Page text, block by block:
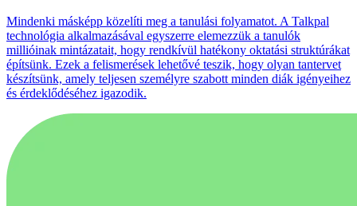
Mindenki másképp közelíti meg a tanulási folyamatot. A Talkpal
technológia alkalmazásával egyszerre elemezzük a tanulók
millióinak mintázatait, hogy rendkívül hatékony oktatási struktúrákat
építsünk. Ezek a felismerések lehetővé teszik, hogy olyan tantervet
készítsünk, amely teljesen személyre szabott minden diák igényeihez
és érdeklődéséhez igazodik.